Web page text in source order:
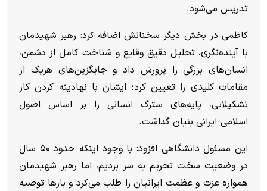
تدریس می‌شود.
کاظمی در بخش دیگر سخنانش اضافه کرد: رهبر شهیدمان
با آینده‌نگری، تحلیل دقیق وقایع و شناخت کامل از دشمن،
انسان‌های بزرگی را پرورش داد و جایگزین‌های هریک از
مقامات کلیدی را تعیین کرد؛ ایشان با نهادینه کردن کار
تشکیلاتی، پایه‌های سترگ انسانی را بر اساس اصول
اسلامی-ایرانی بنیان گذاشت.
این مسئول دانشگاهی افزود: با وجود اینکه حدود ۵۰ سال
در وضعیت سخت تحریم به سر بردیم، اما رهبر شهیدمان
همواره عزت و عظمت ایرانیان را طلب می‌کرد و بار‌ها توصیه